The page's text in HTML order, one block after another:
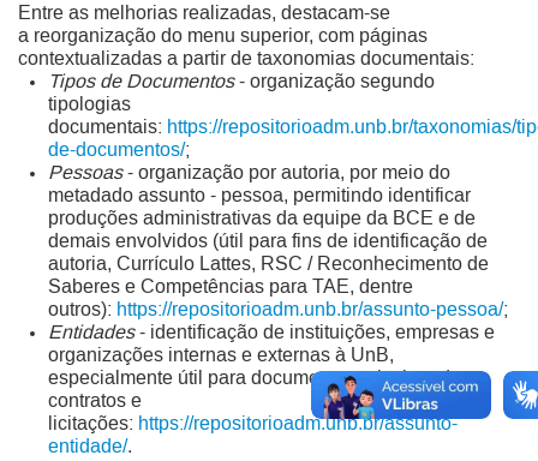
Entre as melhorias realizadas, destacam-se
a reorganização do menu superior, com páginas
contextualizadas a partir de taxonomias documentais:
Tipos de Documentos- organização segundo
tipologias
documentais: https://repositorioadm.unb.br/taxonomias/
de-documentos/;
Pessoas- organização por autoria, por meio do
metadado assunto - pessoa, permitindo identificar
produções administrativas da equipe da BCE e de
demais envolvidos (útil para fins de identificação de
autoria, Currículo Lattes, RSC / Reconhecimento de
Saberes e Competências para TAE, dentre
outros): https://repositorioadm.unb.br/assunto-pessoa/;
Entidades- identificação de instituições, empresas e
organizações internas e externas à UnB,
especialmente útil para documentos relacionados a
contratos e
licitações: https://repositorioadm.unb.br/assunto-
entidade/.